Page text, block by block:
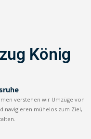
König
verstehen wir Umzüge von
navigieren mühelos zum Ziel,